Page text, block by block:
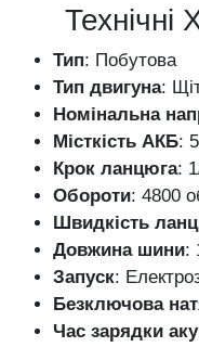
Технічні
Тип: Побутова
Тип двигуна:
Номінальна
Місткість АКБ:
Крок ланцюга:
Обороти: 4800
Швидкість
Довжина шини:
Запуск:
Безключова
Час зарядки